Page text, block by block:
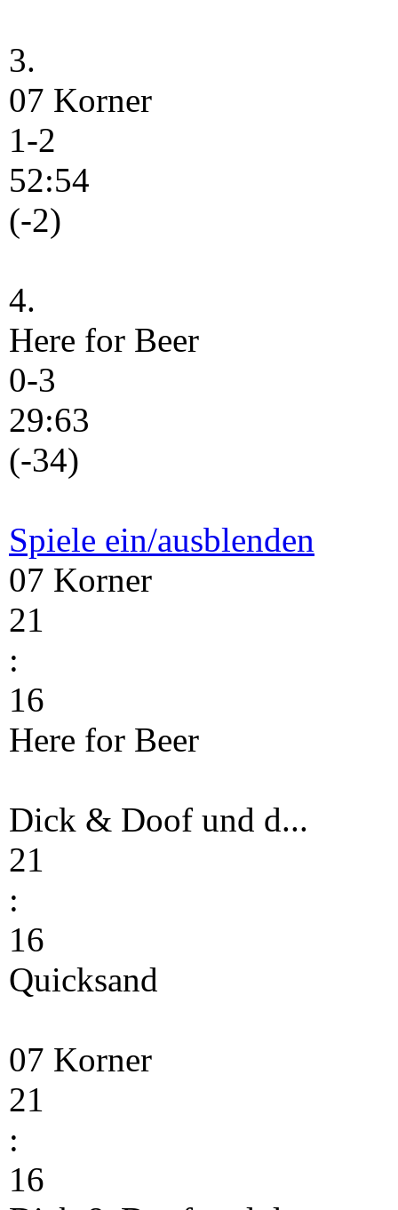
3.
07 Korner
1-2
52:54
(-2)
4.
Here for Beer
0-3
29:63
(-34)
Spiele ein/ausblenden
07 Korner
21
:
16
Here for Beer
Dick & Doof und d...
21
:
16
Quicksand
07 Korner
21
:
16